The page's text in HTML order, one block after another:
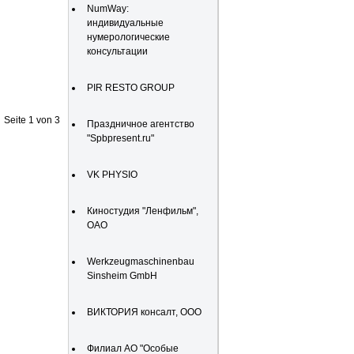
Seite 1 von 3
NumWay:
индивидуальные
нумерологические
консультации
PIR RESTO GROUP
Праздничное агентство
"Spbpresent.ru"
VK PHYSIO
Киностудия "Ленфильм",
ОАО
Werkzeugmaschinenbau
Sinsheim GmbH
ВИКТОРИЯ консалт, ООО
Филиал АО "Особые